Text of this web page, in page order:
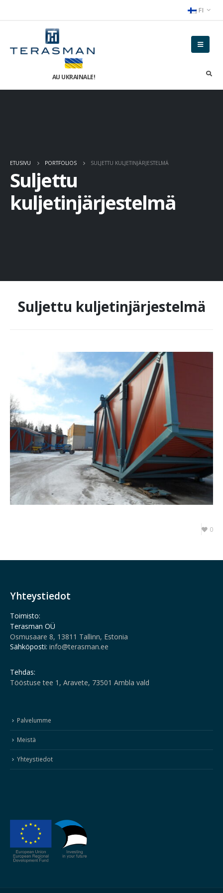
FI
AU UKRAINALE!
ETUSIVU PORTFOLIOS SULJETTU KULJETINJÄRJESTELMÄ
Suljettu
kuljetinjärjestelmä
Suljettu kuljetinjärjestelmä
0
Yhteystiedot
Toimisto:
Terasman OÜ
Osmusaare 8, 13811 Tallinn, Estonia
Sähköposti: info@terasman.ee
Tehdas:
Tööstuse tee 1, Aravete, 73501 Ambla vald
Palvelumme
Meistä
Yhteystiedot